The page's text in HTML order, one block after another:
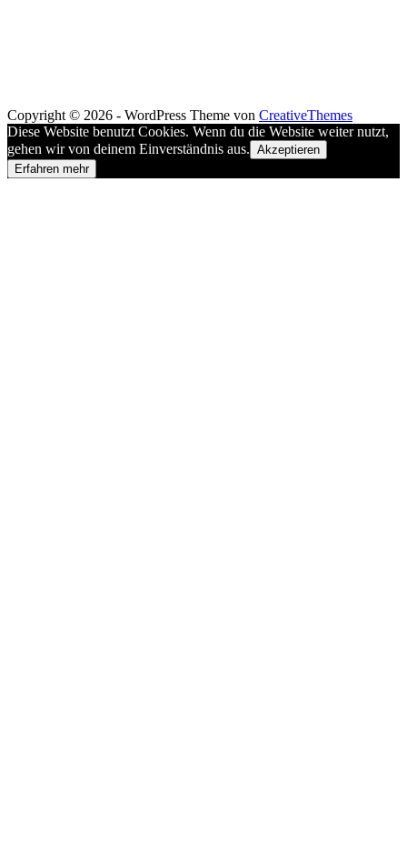
Copyright © 2026 - WordPress Theme von CreativeThemes
Diese Website benutzt Cookies. Wenn du die Website weiter nutzt,
gehen wir von deinem Einverständnis aus. Akzeptieren
Erfahren mehr